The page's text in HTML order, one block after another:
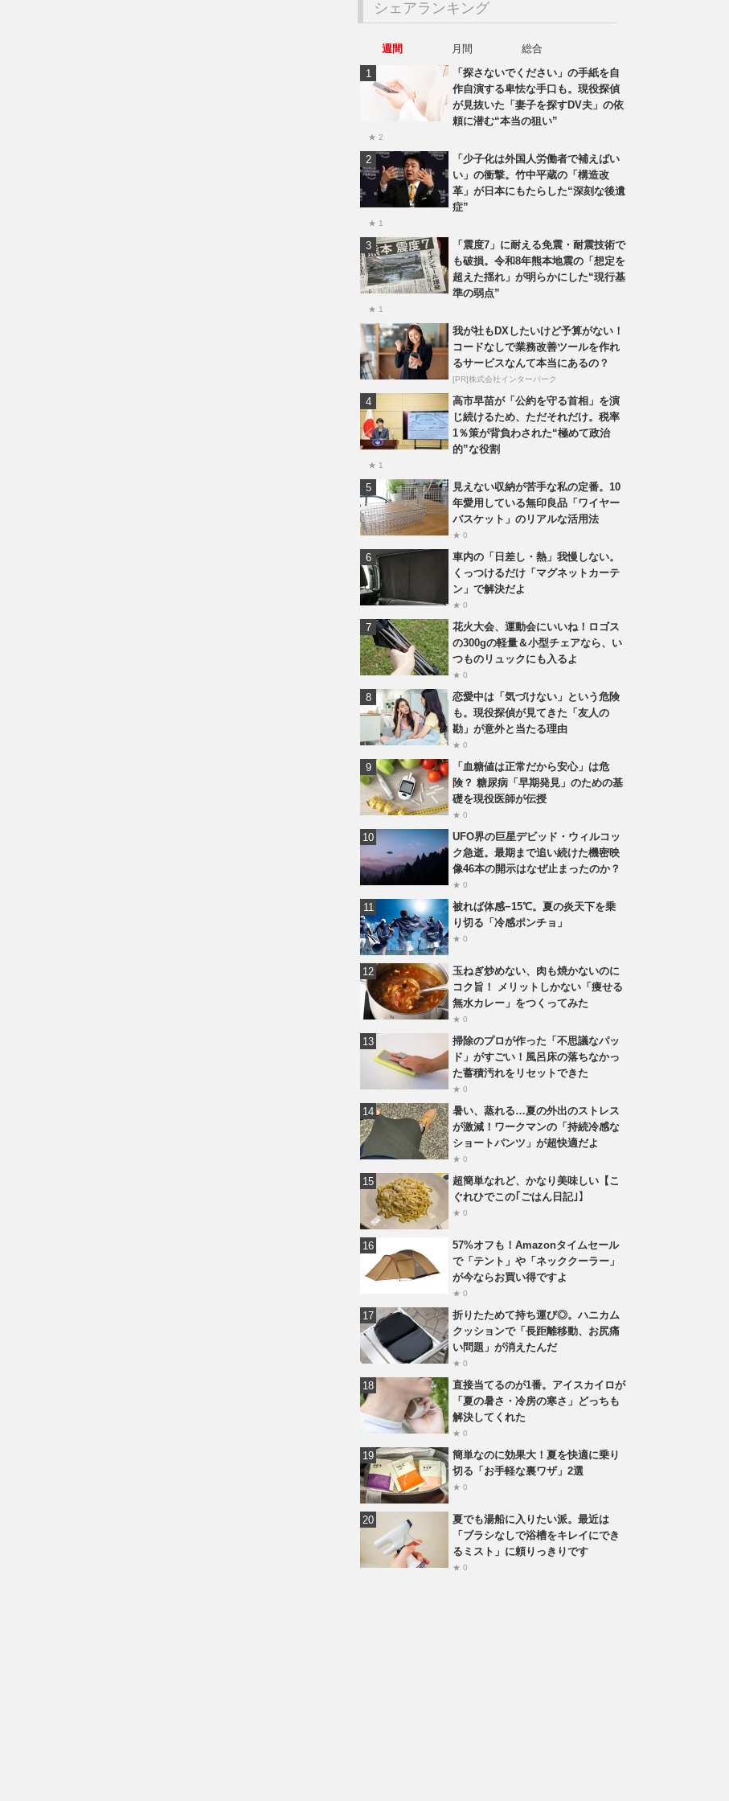
シェアランキング
週間 月間
総合
「探さないでください」の手紙を自
作自演する卑怯な手口も。現役探偵
が見抜いた「妻子を探すDV夫」の依
頼に潜む“本当の狙い”
★ 2
「少子化は外国人労働者で補えばい
い」の衝撃。竹中平蔵の「構造改
革」が日本にもたらした“深刻な後遺
症”
★ 1
「震度7」に耐える免震・耐震技術で
も破損。令和8年熊本地震の「想定を
超えた揺れ」が明らかにした“現行基
準の弱点”
★ 1
我が社もDXしたいけど予算がない！
コードなしで業務改善ツールを作れ
るサービスなんて本当にあるの？
[PR]株式会社インターパーク
高市早苗が「公約を守る首相」を演
じ続けるため、ただそれだけ。税率
1％策が背負わされた“極めて政治
的”な役割
★ 1
見えない収納が苦手な私の定番。10
年愛用している無印良品「ワイヤー
バスケット」のリアルな活用法
★ 0
車内の「日差し・熱」我慢しない。
くっつけるだけ「マグネットカーテ
ン」で解決だよ
★ 0
花火大会、運動会にいいね！ロゴス
の300gの軽量＆小型チェアなら、い
つものリュックにも入るよ
★ 0
恋愛中は「気づけない」という危険
も。現役探偵が見てきた「友人の
勘」が意外と当たる理由
★ 0
「血糖値は正常だから安心」は危
険？ 糖尿病「早期発見」のための基
礎を現役医師が伝授
★ 0
UFO界の巨星デビッド・ウィルコッ
ク急逝。最期まで追い続けた機密映
像46本の開示はなぜ止まったのか？
★ 0
被れば体感−15℃。夏の炎天下を乗
り切る「冷感ポンチョ」
★ 0
玉ねぎ炒めない、肉も焼かないのに
コク旨！ メリットしかない「痩せる
無水カレー」をつくってみた
★ 0
掃除のプロが作った「不思議なパッ
ド」がすごい！風呂床の落ちなかっ
た蓄積汚れをリセットできた
★ 0
暑い、蒸れる…夏の外出のストレス
が激減！ワークマンの「持続冷感な
ショートパンツ」が超快適だよ
★ 0
超簡単なれど、かなり美味しい【こ
ぐれひでこの｢ごはん日記｣】
★ 0
57%オフも！Amazonタイムセール
で「テント」や「ネッククーラー」
が今ならお買い得ですよ
★ 0
折りたためて持ち運び◎。ハニカム
クッションで「長距離移動、お尻痛
い問題」が消えたんだ
★ 0
直接当てるのが1番。アイスカイロが
「夏の暑さ・冷房の寒さ」どっちも
解決してくれた
★ 0
簡単なのに効果大！夏を快適に乗り
切る「お手軽な裏ワザ」2選
★ 0
夏でも湯船に入りたい派。最近は
「ブラシなしで浴槽をキレイにでき
るミスト」に頼りっきりです
★ 0